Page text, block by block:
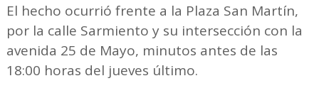
El hecho ocurrió frente a la Plaza San Martín,
por la calle Sarmiento y su intersección con la
avenida 25 de Mayo, minutos antes de las
18:00 horas del jueves último.